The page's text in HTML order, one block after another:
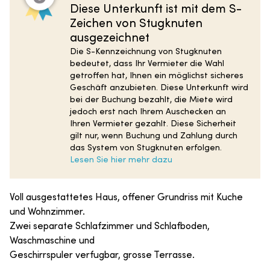
Diese Unterkunft ist mit dem S-
Zeichen von Stugknuten
ausgezeichnet
Die S-Kennzeichnung von Stugknuten
bedeutet, dass Ihr Vermieter die Wahl
getroffen hat, Ihnen ein möglichst sicheres
Geschäft anzubieten. Diese Unterkunft wird
bei der Buchung bezahlt, die Miete wird
jedoch erst nach Ihrem Auschecken an
Ihren Vermieter gezahlt. Diese Sicherheit
gilt nur, wenn Buchung und Zahlung durch
das System von Stugknuten erfolgen.
Lesen Sie hier mehr dazu
Voll ausgestattetes Haus, offener Grundriss mit Kuche
und Wohnzimmer.
Zwei separate Schlafzimmer und Schlafboden,
Waschmaschine und
Geschirrspuler verfugbar, grosse Terrasse.